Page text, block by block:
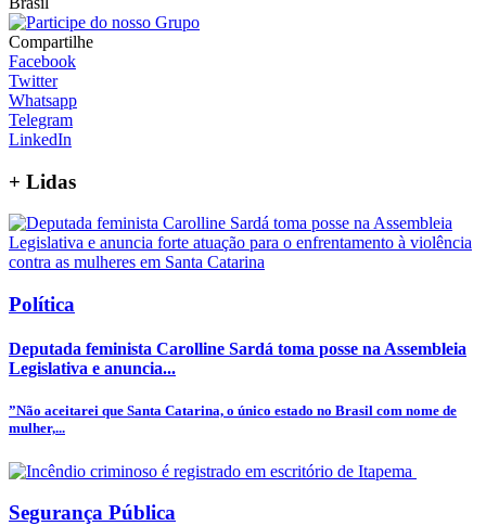
Compartilhe
Facebook
Twitter
Whatsapp
Telegram
LinkedIn
+ Lidas
Política
Deputada feminista Carolline Sardá toma posse na Assembleia
Legislativa e anuncia...
”Não aceitarei que Santa Catarina, o único estado no Brasil com nome de
mulher,...
Segurança Pública